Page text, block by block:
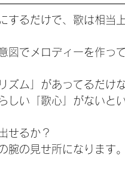
するだけで、歌は相当
図でメロディーを作っ
ズム」があってるだけ
しい「歌心」がないと
せるか？
腕の見せ所になります。